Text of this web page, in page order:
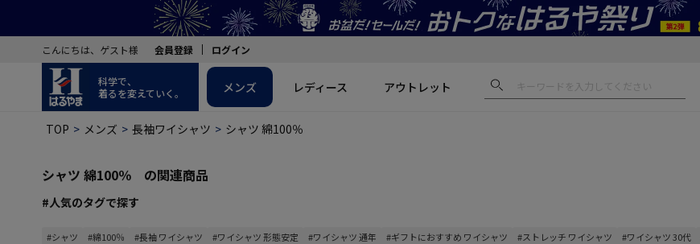
こんにちは、ゲスト様 会員登録 ログイン
科学で、
着るを変えていく。
メンズ レディース アウトレット
TOP メンズ 長袖ワイシャツ シャツ 綿100％
シャツ 綿100％ の関連商品
#人気のタグで探す
#シャツ #綿100％ #長袖 ワイシャツ #ワイシャツ 形態安定 #ワイシャツ 通年 #ギフトにおすすめ ワイシャツ #ストレッチ ワイシャツ #ワイシャツ 30代